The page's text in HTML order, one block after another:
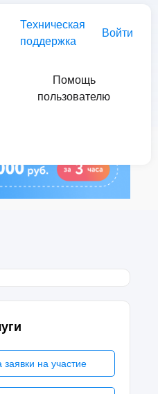
Техническая
поддержка
Войти
Помощь
пользователю
заявки на участие